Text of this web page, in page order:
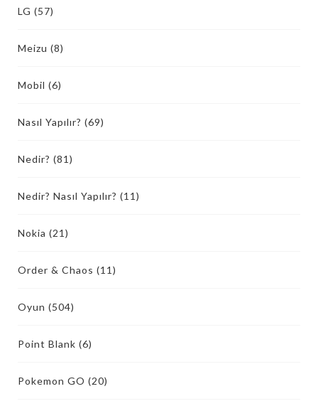
LG (57)
Meizu (8)
Mobil (6)
Nasıl Yapılır? (69)
Nedir? (81)
Nedir? Nasıl Yapılır? (11)
Nokia (21)
Order & Chaos (11)
Oyun (504)
Point Blank (6)
Pokemon GO (20)